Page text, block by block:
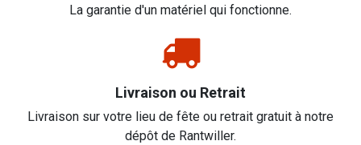
La garantie d'un matériel qui fonctionne.
Livraison ou Retrait
Livraison sur votre lieu de fête ou retrait gratuit à notre
dépôt de Rantwiller.